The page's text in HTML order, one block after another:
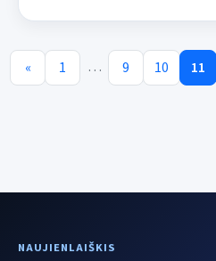
« 1 … 9 10 11
NAUJIENLAIŠKIS